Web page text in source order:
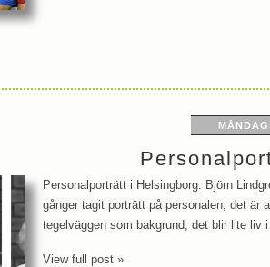
Personalporträtt i Helsingborg. Björn
gånger tagit porträtt på personalen, det
tegelväggen som bakgrund, det blir lite
View full post »